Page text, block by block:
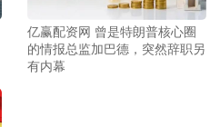
亿赢配资网 曾是特朗普核心圈
的情报总监加巴德，突然辞职另
有内幕